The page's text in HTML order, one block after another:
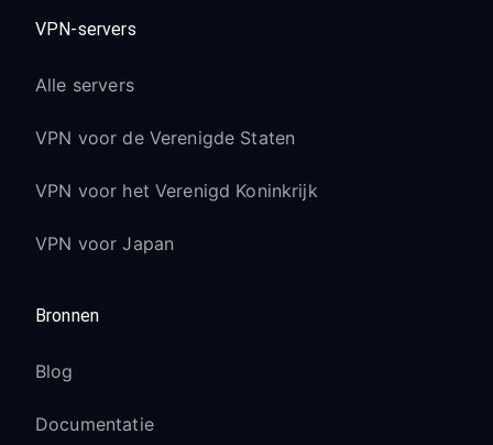
VPN-servers
Alle servers
VPN voor de Verenigde Staten
VPN voor het Verenigd Koninkrijk
VPN voor Japan
Bronnen
Blog
Documentatie